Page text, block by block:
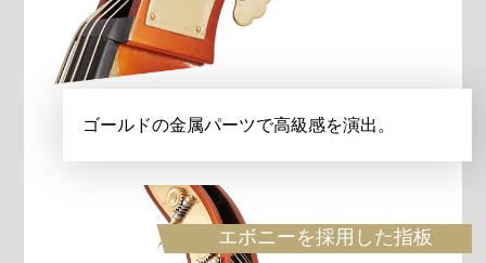
ゴールドの金属パーツで高級感を演出。
エボニーを採用した指板